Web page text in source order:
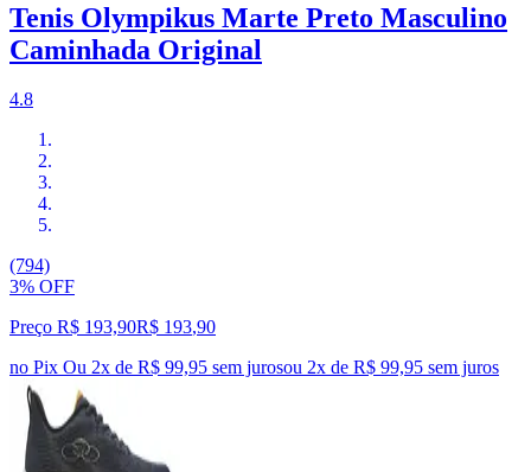
Tenis Olympikus Marte Preto Masculino
Caminhada Original
4.8
(794)
3% OFF
Preço R$ 193,90R$ 193,90
no Pix Ou 2x de R$ 99,95 sem jurosou 2x de R$ 99,95 sem juros